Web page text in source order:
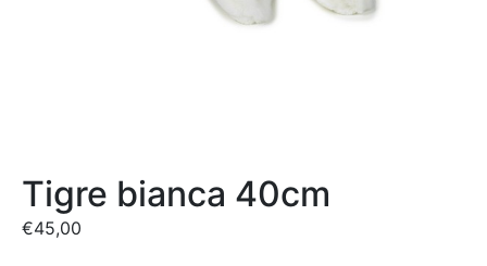
Tigre bianca 40cm
€45,00